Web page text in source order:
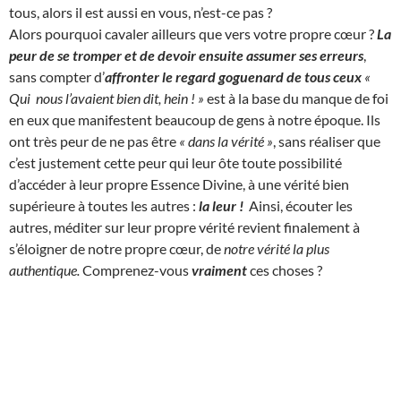
tous, alors il est aussi en vous, n’est-ce pas ?
Alors pourquoi cavaler ailleurs que vers votre propre cœur ?La
peur de se tromper et de devoir ensuite assumer ses erreurs
sans compter d’affronter le regard goguenard de tous ceux «
Qui nous l’avaient bien dit, hein ! » est à la base du manque de foi
en eux que manifestent beaucoup de gens à notre époque. Ils
ont très peur de ne pas être « dans la vérité » , sans réaliser que
c’est justement cette peur qui leur ôte toute possibilité
d’accéder à leur propre Essence Divine, à une vérité bien
supérieure à toutes les autres : la leur ! Ainsi, écouter les
autres, méditer sur leur propre vérité revient finalement à
s’éloigner de notre propre cœur, denotre vérité la plus
authentique. Comprenez-vousvraimentces choses ?